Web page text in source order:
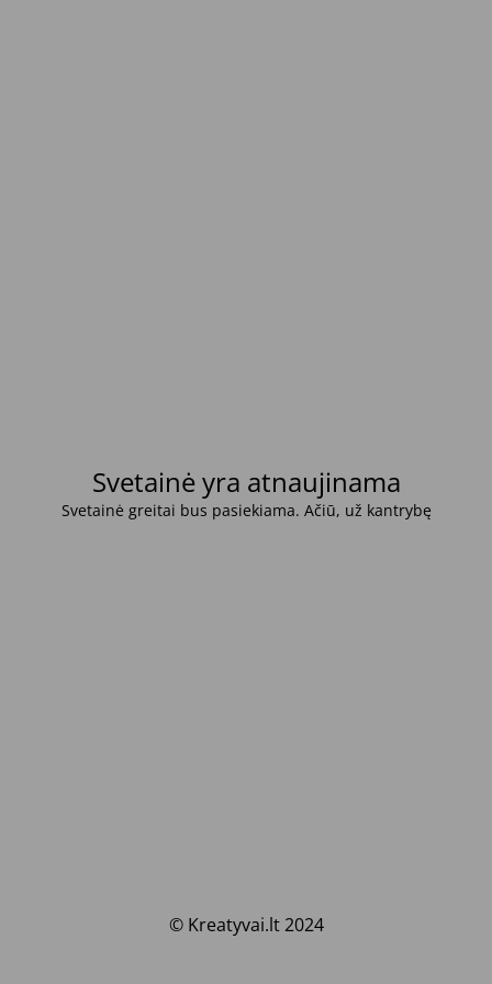
Svetainė yra atnaujinama
Svetainė greitai bus pasiekiama. Ačiū, už kantrybę
© Kreatyvai.lt 2024